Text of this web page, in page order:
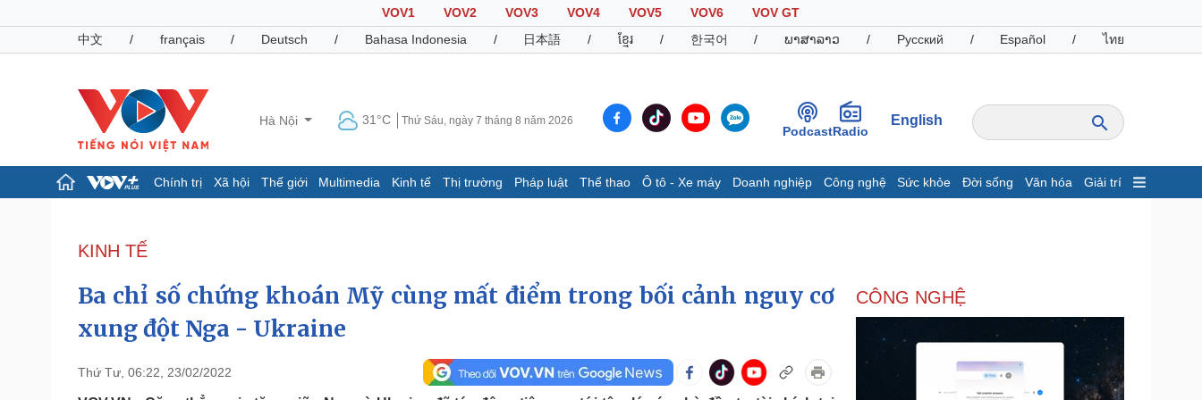
VOV1 VOV2 VOV3 VOV4 VOV5 VOV6
VOV GT
中文
/ français / Deutsch / Bahasa Indonesia / 日本語 / ខ្មែរ / 한국어 / ພາສາລາວ / Русский / Español / ไทย
Hà Nội 31°C Thứ Sáu, ngày 7 tháng 8 năm 2026
PodcastRadio
English
Chính trị Xã hội Thế giới Multimedia Kinh tế Thị trường Pháp luật Thể thao Ô tô - Xe máy Doanh nghiệp Công nghệ Sức khỏe Đời sống Văn hóa Giải trí
Đảng
Tổ chức nhân sự
Nhận diện sự thật
Dấu ấn VOV
Việc làm
Biển đảo
E-Magazine
Infographic
Giá cà phê
Pháp luật
Thể thao
Ô tô - Xe máy
Doanh nghiệp
Công nghệ
Sành điệu
KINH TẾ
Ba chỉ số chứng khoán Mỹ cùng mất điểm trong bối cảnh nguy cơ
xung đột Nga - Ukraine
Thứ Tư, 06:22, 23/02/2022
CÔNG NGHỆ